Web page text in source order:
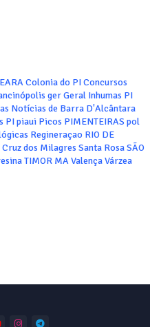
Colonia do PIConcursos
gerGeral Inhumas PI
Notícias de Barra D'Alcântara
PIpiaui Picos PIMENTEIRAS pol
Regineraçao RIO DE
Cruz dos Milagres Santa RosaSÃO
TIMOR MAValençaVárzea